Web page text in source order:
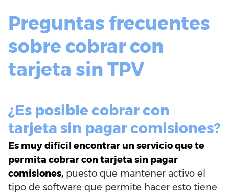
Preguntas frecuentes
sobre cobrar con
tarjeta sin TPV
¿Es posible cobrar con
tarjeta sin pagar comisiones?
Es muy difícil encontrar un servicio que te
permita cobrar con tarjeta sin pagar
comisiones, puesto que mantener activo el
tipo de software que permite hacer esto tiene